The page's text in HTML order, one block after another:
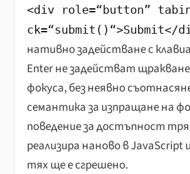
<div role=“button”
ck=“submit()“>Submit</
нативно задействане с
Enter не задействат
фокуса, без неявно
семантика за изпращане на
поведение за достъпност
реализира наново в JavaScript
тях ще е сгрешено.